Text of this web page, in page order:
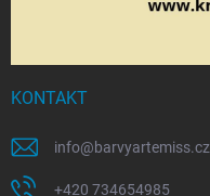
KONTAKT
info@barvyartemiss.cz
+420 734654985